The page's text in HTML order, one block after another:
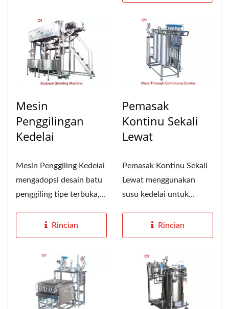
Mesin
Penggilingan
Kedelai
Mesin Penggiling Kedelai
mengadopsi desain batu
penggiling tipe terbuka,
Rincian
Pemasak
Kontinu Sekali
Lewat
Pemasak Kontinu Sekali
Lewat menggunakan
susu kedelai untuk
kuantitatif,...Rincian